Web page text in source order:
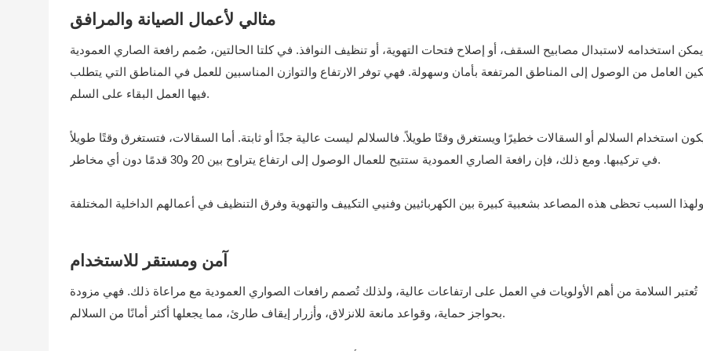
مثالي لأعمال الصيانة والمرافق
يمكن استخدامه لاستبدال مصابيح السقف، أو إصلاح فتحات التهوية، أو تنظيف النوافذ. في كلتا الحالتين، صُمم رافعة الصاري العمودية
العامل من الوصول إلى المناطق المرتفعة بأمان وسهولة. فهي توفر الارتفاع والتوازن المناسبين للعمل في المناطق التي يتطلب
فيها العمل البقاء على السلم.
استخدام السلالم أو السقالات خطيرًا ويستغرق وقتًا طويلاً. فالسلالم ليست عالية جدًا أو ثابتة. أما السقالات، فتستغرق وقتًا طويلاً
في تركيبها. ومع ذلك، فإن رافعة الصاري العمودية ستتيح للعمال الوصول إلى ارتفاع يتراوح بين 20 و30 قدمًا دون أي مخاطر.
آمن ومستقر للاستخدام
تُعتبر السلامة من أهم الأولويات في العمل على ارتفاعات عالية، ولذلك تُصمم رافعات الصواري العمودية مع مراعاة ذلك. فهي مزودة
بحواجز حماية، وقواعد مانعة للانزلاق، وأزرار إيقاف طارئ، مما يجعلها أكثر أمانًا من السلالم.